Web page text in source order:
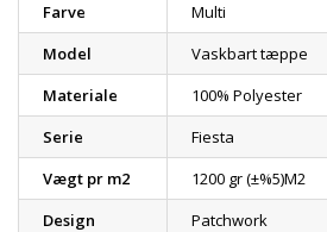
Farve
Multi
Model
Vaskbart tæppe
Materiale
100% Polyester
Serie
Fiesta
Vægt pr m2
1200 gr (±%5)M2
Design
Patchwork